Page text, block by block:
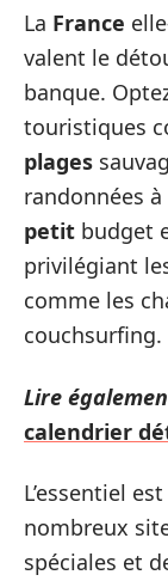
La France
valent le
banque.
touristiques
plages
randonnées
petit budget
privilégiant
comme les
couchsurfing.
Lire
calendrier
L’essentiel
nombreux
spéciales et